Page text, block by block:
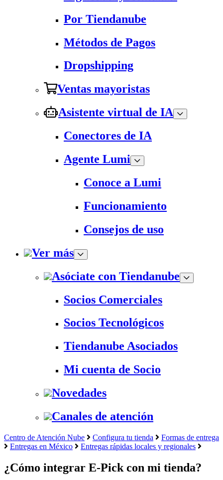
Por Tiendanube
Métodos de Pagos
Dropshipping
Ventas mayoristas
Asistente virtual de IA
Conectores de IA
Agente Lumi
Conoce a Lumi
Funcionamiento
Consejos de uso
Ver más
Asóciate con Tiendanube
Socios Comerciales
Socios Tecnológicos
Tiendanube Asociados
Mi cuenta de Socio
Novedades
Canales de atención
Centro de Atención Nube Configura tu tienda
Formas de entrega
Entregas en México
Entregas rápidas locales y regionales
¿Cómo integrar E-Pick con mi tienda?